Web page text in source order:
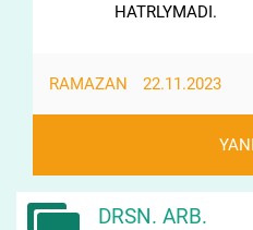
HATRLYMADI.
RAMAZAN 22.11.2023
DRSN. ARB.